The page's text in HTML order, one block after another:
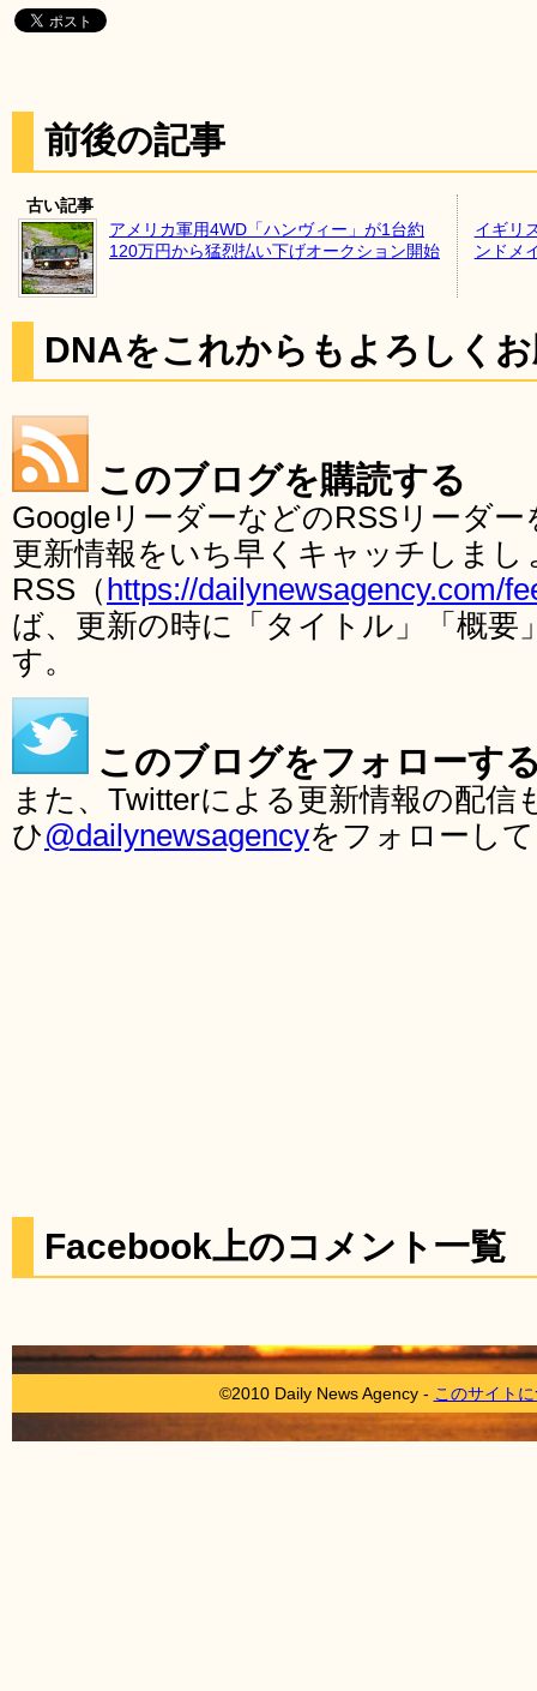
前後の記事
古い記事
アメリカ軍用4WD「ハンヴィー」が1台約
120万円から猛烈払い下げオークション開始
イギリ
ンドメ
DNAをこれからもよろしく
このブログを購読する
GoogleリーダーなどのRSSリーダ
更新情報をいち早くキャッチしま
RSS（ https://dailynewsagency.com/
ば、更新の時に「タイトル」「概要
す。
このブログをフォローす
また、Twitterによる更新情報の配
ひ@dailynewsagencyをフォローし
Facebook上のコメント一覧
©2010 Daily News Agency - このサイト